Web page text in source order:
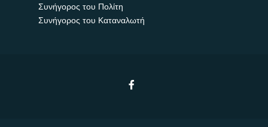
Συνήγορος του Πολίτη
Συνήγορος του Καταναλωτή